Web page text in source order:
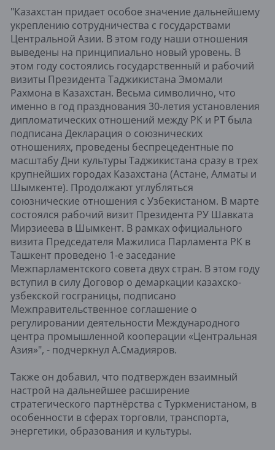
"Казахстан придает особое значение дальнейшему
укреплению сотрудничества с государствами
Центральной Азии. В этом году наши отношения
выведены на принципиально новый уровень. В
этом году состоялись государственный и рабочий
визиты Президента Таджикистана Эмомали
Рахмона в Казахстан. Весьма символично, что
именно в год празднования 30-летия установления
дипломатических отношений между РК и РТ была
подписана Декларация о союзнических
отношениях, проведены беспрецедентные по
масштабу Дни культуры Таджикистана сразу в трех
крупнейших городах Казахстана (Астане, Алматы и
Шымкенте). Продолжают углубляться
союзнические отношения с Узбекистаном. В марте
состоялся рабочий визит Президента РУ Шавката
Мирзиеева в Шымкент. В рамках официального
визита Председателя Мажилиса Парламента РК в
Ташкент проведено 1-е заседание
Межпарламентского совета двух стран. В этом году
вступил в силу Договор о демаркации казахско-
узбекской госграницы, подписано
Межправительственное соглашение о
регулировании деятельности Международного
центра промышленной кооперации «Центральная
Азия»", - подчеркнул А.Смадияров.
Также он добавил, что подтвержден взаимный
настрой на дальнейшее расширение
стратегического партнёрства с Туркменистаном, в
особенности в сферах торговли, транспорта,
энергетики, образования и культуры.